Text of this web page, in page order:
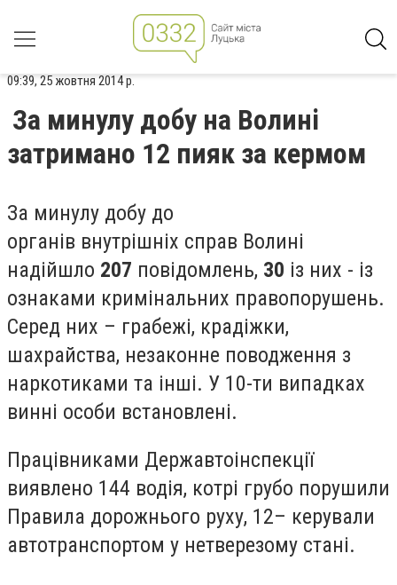
09:39, 25 жовтня 2014 р.
За минулу добу на Волині
затримано 12 пияк за кермом
За минулу добу до
органів внутрішніх справ Волині
надійшло 207 повідомлень, 30 із них - із
ознаками кримінальних правопорушень.
Серед них – грабежі, крадіжки,
шахрайства, незаконне поводження з
наркотиками та інші. У 10-ти випадках
винні особи встановлені.
Працівниками Державтоінспекції
виявлено 144 водія, котрі грубо порушили
Правила дорожнього руху, 12– керували
автотранспортом у нетверезому стані.